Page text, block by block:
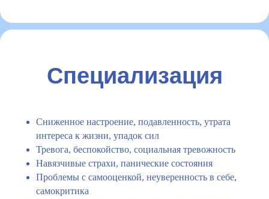
Сниженное настроение, подавленность, утрата
интереса к жизни, упадок сил
Тревога, беспокойство, социальная тревожность
Навязчивые страхи, панические состояния
Проблемы с самооценкой, неуверенность в себе,
самокритика